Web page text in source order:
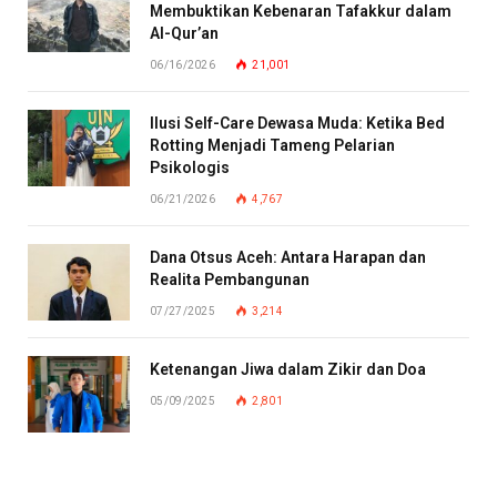
Membuktikan Kebenaran Tafakkur dalam
Al-Qur’an
06/16/2026 21,001
Ilusi Self-Care Dewasa Muda: Ketika Bed
Rotting Menjadi Tameng Pelarian
Psikologis
06/21/2026 4,767
Dana Otsus Aceh: Antara Harapan dan
Realita Pembangunan
07/27/2025 3,214
Ketenangan Jiwa dalam Zikir dan Doa
05/09/2025 2,801